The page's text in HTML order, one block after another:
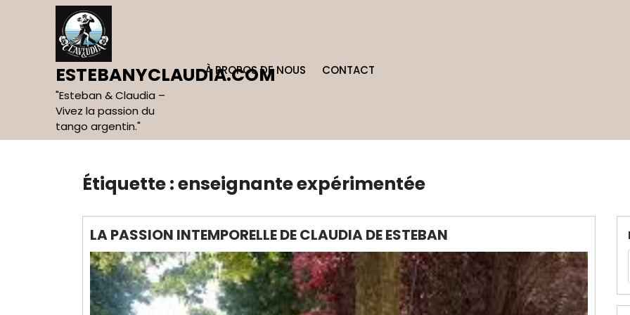
ESTEBANYCLAUDIA.COM
"Esteban & Claudia –
Vivez la passion du
tango argentin."
À PROPOS DE NOUS CONTACT
Étiquette :enseignante expérimentée
LA PASSION INTEMPORELLE DE CLAUDIA DE ESTEBAN